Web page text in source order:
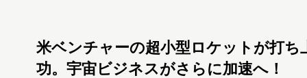
米ベンチャーの超小型ロケットが打ち
功。宇宙ビジネスがさらに加速へ！